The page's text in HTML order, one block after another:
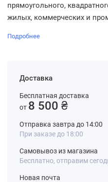
прямоугольного,
жилых, коммерческих и
Подробнее
Доставка
Бесплатная доставка
от 8 500 ₴
Отправка завтра до 14:00
При заказе до 18:00
Самовывоз из магазина
Бесплатно, отправим
Новая почта